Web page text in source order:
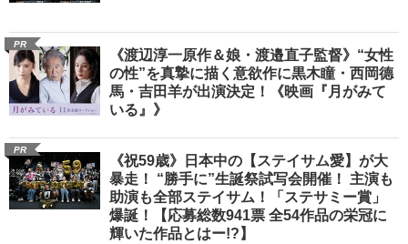
PR
《渡辺淳一原作＆娘・渡邉直子監督》“女性
の性”を真摯に描く意欲作に黒木瞳・西岡德
馬・吉田羊が出演決定！《映画『月がみて
いる』》
PR
《祝59歳》日本中の【ステイサム愛】が大
暴走！ “勝手に”生誕祭試写会開催！ 主演も
助演も全部ステイサム！「ステサミー賞」
爆誕！【応募総数941票 全54作品の栄冠に
輝いた作品とはー!?】